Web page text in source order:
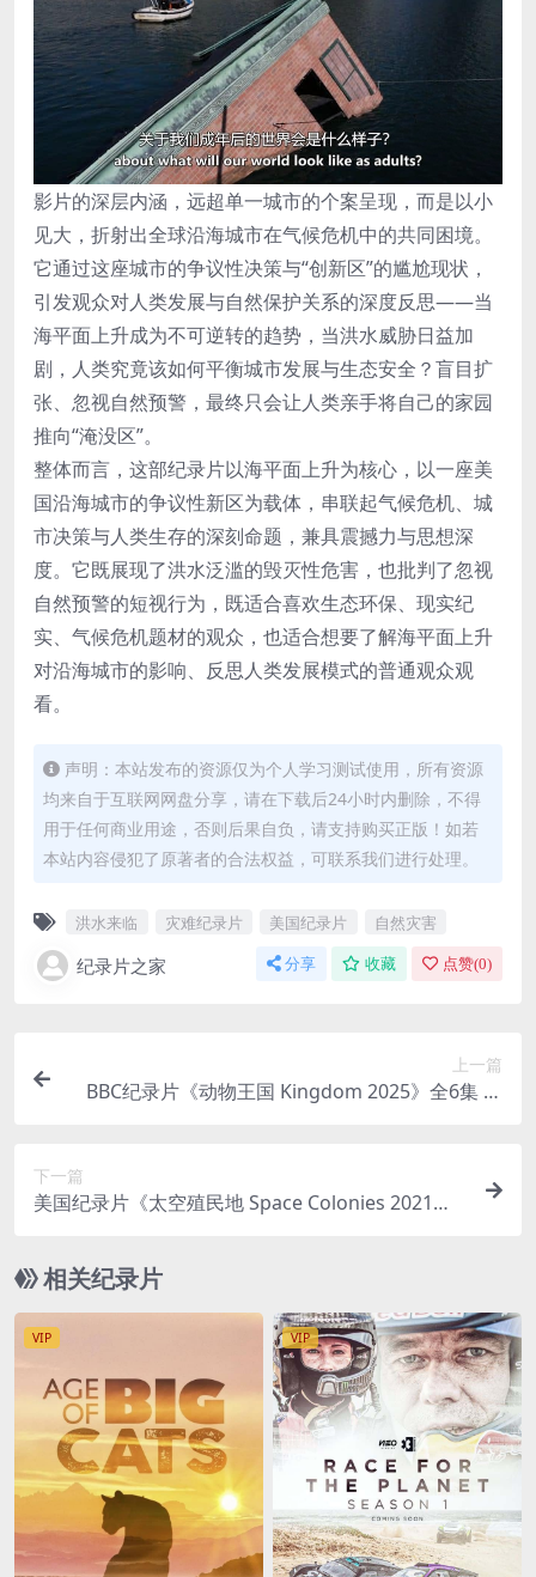
影片的深层内涵，远超单一城市的个案呈现，而是以小
见大，折射出全球沿海城市在气候危机中的共同困境。
它通过这座城市的争议性决策与“创新区”的尴尬现状，
引发观众对人类发展与自然保护关系的深度反思——当
海平面上升成为不可逆转的趋势，当洪水威胁日益加
剧，人类究竟该如何平衡城市发展与生态安全？盲目扩
张、忽视自然预警，最终只会让人类亲手将自己的家园
推向“淹没区”。
整体而言，这部纪录片以海平面上升为核心，以一座美
国沿海城市的争议性新区为载体，串联起气候危机、城
市决策与人类生存的深刻命题，兼具震撼力与思想深
度。它既展现了洪水泛滥的毁灭性危害，也批判了忽视
自然预警的短视行为，既适合喜欢生态环保、现实纪
实、气候危机题材的观众，也适合想要了解海平面上升
对沿海城市的影响、反思人类发展模式的普通观众观
看。
声明：本站发布的资源仅为个人学习测试使用，所有资源
均来自于互联网网盘分享，请在下载后24小时内删除，不得
用于任何商业用途，否则后果自负，请支持购买正版！如若
本站内容侵犯了原著者的合法权益，可联系我们进行处理。
洪水来临 灾难纪录片 美国纪录片 自然灾害
纪录片之家 分享 收藏 点赞(0)
上一篇
BBC纪录片《动物王国 Kingdom 2025》全6集 英
下一篇
美国纪录片《太空殖民地 Space Colonies 2021》
3G 太空殖民
相关纪录片
VIP VIP